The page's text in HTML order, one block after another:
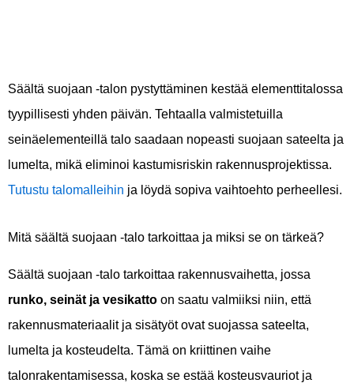
Säältä suojaan -talon pystyttäminen kestää elementtitalossa
tyypillisesti yhden päivän. Tehtaalla valmistetuilla
seinäelementeillä talo saadaan nopeasti suojaan sateelta ja
lumelta, mikä eliminoi kastumisriskin rakennusprojektissa.
Tutustu talomalleihin ja löydä sopiva vaihtoehto perheellesi.
Mitä säältä suojaan -talo tarkoittaa ja miksi se on tärkeä?
Säältä suojaan -talo tarkoittaa rakennusvaihetta, jossa
runko, seinät ja vesikatto on saatu valmiiksi niin, että
rakennusmateriaalit ja sisätyöt ovat suojassa sateelta,
lumelta ja kosteudelta. Tämä on kriittinen vaihe
talonrakentamisessa, koska se estää kosteusvauriot ja